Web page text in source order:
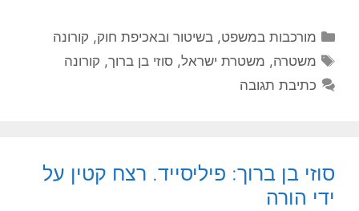
קטגוריות
מורכבות במשפט, בשיטור ובאכיפת חוק, קורונה
תגיות
משטרה, משטרת ישראל,סוזי בן ברוך, קורונה
כתיבת תגובה
סוזי בן ברוך: פיליסייד. רצח קטין על
ידי הורה